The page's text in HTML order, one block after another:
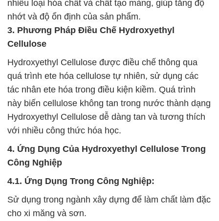
nhiều loại hóa chất và chất tạo màng, giúp tăng độ
nhớt và độ ổn định của sản phẩm.
3. Phương Pháp Điều Chế Hydroxyethyl
Cellulose
Hydroxyethyl Cellulose được điều chế thông qua
quá trình ete hóa cellulose tự nhiên, sử dụng các
tác nhân ete hóa trong điều kiện kiềm. Quá trình
này biến cellulose không tan trong nước thành dạng
Hydroxyethyl Cellulose dễ dàng tan và tương thích
với nhiều công thức hóa học.
4. Ứng Dụng Của Hydroxyethyl Cellulose Trong
Công Nghiệp
4.1. Ứng Dụng Trong Công Nghiệp:
Sử dụng trong ngành xây dựng để làm chất làm đặc
cho xi măng và sơn.